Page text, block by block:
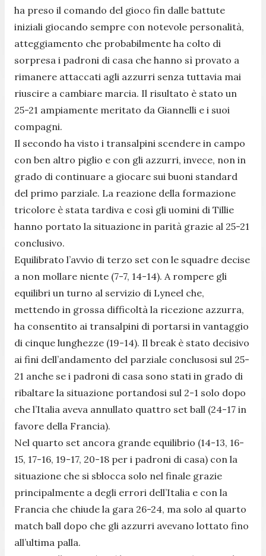
ha preso il comando del gioco fin dalle battute
iniziali giocando sempre con notevole personalità,
atteggiamento che probabilmente ha colto di
sorpresa i padroni di casa che hanno sì provato a
rimanere attaccati agli azzurri senza tuttavia mai
riuscire a cambiare marcia. Il risultato è stato un
25-21 ampiamente meritato da Giannelli e i suoi
compagni.
Il secondo ha visto i transalpini scendere in campo
con ben altro piglio e con gli azzurri, invece, non in
grado di continuare a giocare sui buoni standard
del primo parziale. La reazione della formazione
tricolore è stata tardiva e così gli uomini di Tillie
hanno portato la situazione in parità grazie al 25-21
conclusivo.
Equilibrato l’avvio di terzo set con le squadre decise
a non mollare niente (7-7, 14-14). A rompere gli
equilibri un turno al servizio di Lyneel che,
mettendo in grossa difficoltà la ricezione azzurra,
ha consentito ai transalpini di portarsi in vantaggio
di cinque lunghezze (19-14). Il break è stato decisivo
ai fini dell’andamento del parziale conclusosi sul 25-
21 anche se i padroni di casa sono stati in grado di
ribaltare la situazione portandosi sul 2-1 solo dopo
che l’Italia aveva annullato quattro set ball (24-17 in
favore della Francia).
Nel quarto set ancora grande equilibrio (14-13, 16-
15, 17-16, 19-17, 20-18 per i padroni di casa) con la
situazione che si sblocca solo nel finale grazie
principalmente a degli errori dell’Italia e con la
Francia che chiude la gara 26-24, ma solo al quarto
match ball dopo che gli azzurri avevano lottato fino
all’ultima palla.